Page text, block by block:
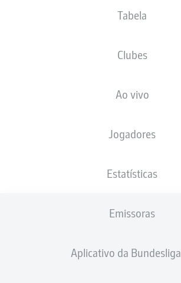
Tabela
Clubes
Ao vivo
Jogadores
Estatísticas
Emissoras
Aplicativo da Bundesliga